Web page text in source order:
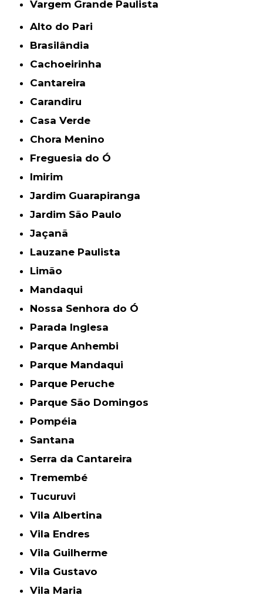
Vargem Grande Paulista
Alto do Pari
Brasilândia
Cachoeirinha
Cantareira
Carandiru
Casa Verde
Chora Menino
Freguesia do Ó
Imirim
Jardim Guarapiranga
Jardim São Paulo
Jaçanã
Lauzane Paulista
Limão
Mandaqui
Nossa Senhora do Ó
Parada Inglesa
Parque Anhembi
Parque Mandaqui
Parque Peruche
Parque São Domingos
Pompéia
Santana
Serra da Cantareira
Tremembé
Tucuruvi
Vila Albertina
Vila Endres
Vila Guilherme
Vila Gustavo
Vila Maria